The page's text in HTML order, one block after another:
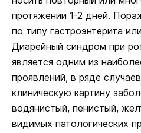
протяжении 1-2 дней.
по типу гастроэнтерита
Диарейный синдром при
является одним из
проявлений, в ряде
клиническую картину
водянистый, пенистый,
видимых патологических